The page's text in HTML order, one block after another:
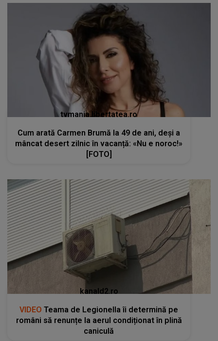
tvmania.libertatea.ro
Cum arată Carmen Brumă la 49 de ani, deși a
mâncat desert zilnic în vacanță: «Nu e noroc!»
[FOTO]
kanald2.ro
VIDEO Teama de Legionella îi determină pe
români să renunțe la aerul condiționat în plină
caniculă